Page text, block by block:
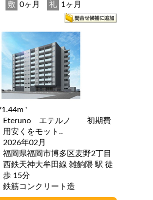
敷 0ヶ月 礼 1ヶ月
2
Eteruno エテルノ 初期費
用安くをモット..
2026年02月
福岡県福岡市博多区麦野2丁目
西鉄天神大牟田線 雑餉隈 駅 徒
歩 15分
鉄筋コンクリート造